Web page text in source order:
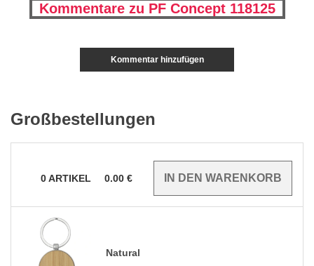
Kommentare zu PF Concept 118125
Kommentar hinzufügen
Großbestellungen
0ARTIKEL 0.00 €
Natural